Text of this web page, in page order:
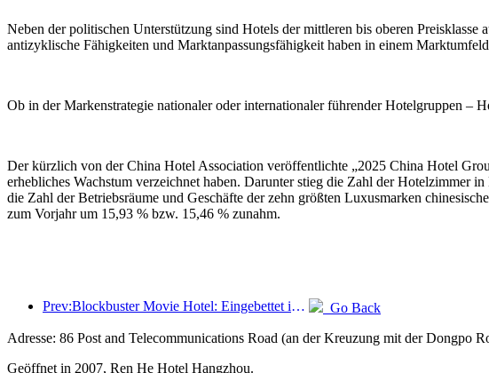
Neben der politischen Unterstützung sind Hotels der mittleren bis oberen
antizyklische Fähigkeiten und Marktanpassungsfähigkeit haben in einem
Ob in der Markenstrategie nationaler oder internationaler führender Hotelgruppen –
Der kürzlich von der China Hotel Association veröffentlichte „2025 China Hotel
erhebliches Wachstum verzeichnet haben. Darunter stieg die Zahl der Hotelzimmer
die Zahl der Betriebsräume und Geschäfte der zehn größten Luxusmarken
zum Vorjahr um 15,93 % bzw. 15,46 % zunahm.
Prev:Blockbuster Movie Hotel: Eingebettet in eine Reise aus Licht und Schatten definiert Blockbuster Movie Hotel ein neues Reiseerlebnis
Go Back
Adresse: 86 Post and Telecommunications Road (an der Kreuzung mit der Dongpo
Geöffnet in 2007, Ren He Hotel Hangzhou.